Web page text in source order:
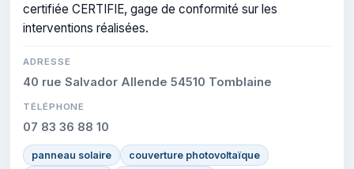
certifiée CERTIFIE, gage de conformité sur les
interventions réalisées.
ADRESSE
40 rue Salvador Allende 54510 Tomblaine
TÉLÉPHONE
07 83 36 88 10
panneau solaire
couverture photovoltaïque